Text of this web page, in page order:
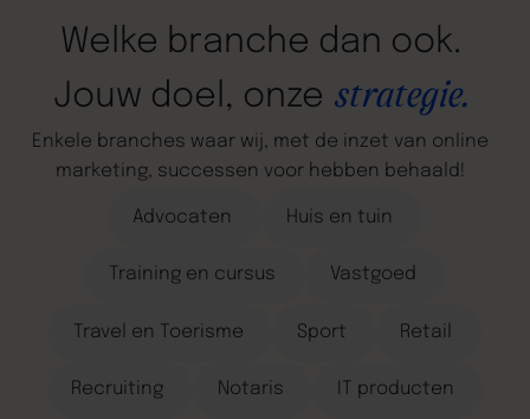
Welke branche dan ook.
Jouw doel, onze strategie.
Enkele branches waar wij, met de inzet van online
marketing, successen voor hebben behaald!
Advocaten Huis en tuin
Training en cursus Vastgoed
Travel en Toerisme Sport Retail
Recruiting Notaris IT producten